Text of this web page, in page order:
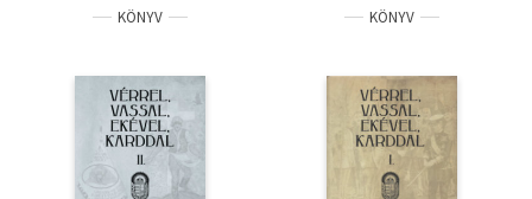
KÖNYV KÖNYV